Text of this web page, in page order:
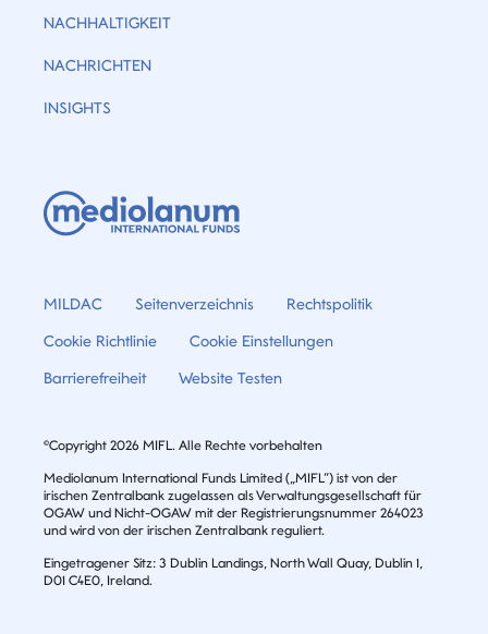
NACHHALTIGKEIT
NACHRICHTEN
INSIGHTS
MILDAC Seitenverzeichnis Rechtspolitik
Cookie Richtlinie Cookie Einstellungen
Barrierefreiheit Website Testen
©Copyright 2026 MIFL. Alle Rechte vorbehalten
Mediolanum International Funds Limited („MIFL”) ist von der
irischen Zentralbank zugelassen als Verwaltungsgesellschaft für
OGAW und Nicht-OGAW mit der Registrierungsnummer 264023
und wird von der irischen Zentralbank reguliert.
Eingetragener Sitz: 3 Dublin Landings, North Wall Quay, Dublin 1,
D01 C4E0, Ireland.